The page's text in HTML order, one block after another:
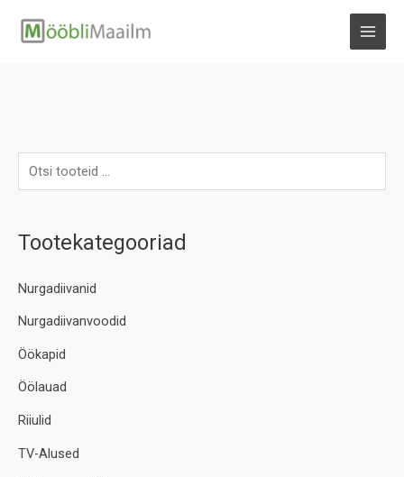
Tootekategooriad
Nurgadiivanid
Nurgadiivanvoodid
Öökapid
Öölauad
Riiulid
TV-Alused